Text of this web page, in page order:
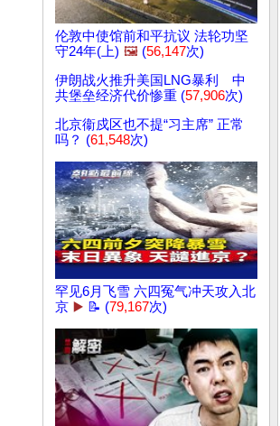
伦敦中使馆前和平抗议 法轮功坚
守24年(上) 🖼️ (56,147次)
伊朗战火推升美国LNG暴利 中
共堡垒经济代价惨重 (57,906次)
北京衞戍区也不提“习主席” 正常
吗？ (61,548次)
罕见6月飞雪 六四冤气冲天攻入北
京 ▶️ 📝 (79,167次)